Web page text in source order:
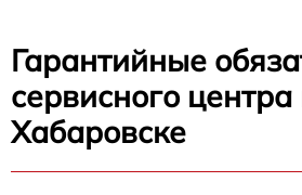
Гарантийные
сервисного центра
Хабаровске